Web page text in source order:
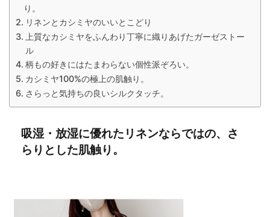
り。
リネンとカシミヤのいいとこどり
上質なカシミヤをふんわり丁寧に織りあげたガーゼストー
ル
柄もの好きにはたまわらない個性派ぞろい。
カシミヤ100%の極上の肌触り。
さらっと気持ちの良いシルクタッチ。
吸湿・放湿に優れたリネンならではの、さ
らりとした肌触り。